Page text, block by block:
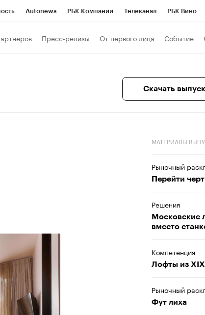
Autonews РБК Компании Телеканал РБК Вино
Бизнес
Пресс-релизы От первого лица Событие
Скачать
МАТЕРИАЛЫ
Рыночный
Перейти
Решения
Московские
вместо
Компетенция
Лофты из XIX
Рыночный
Фут лиха